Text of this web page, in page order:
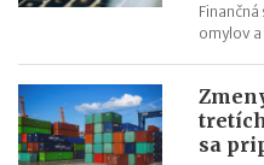
omylov
sa